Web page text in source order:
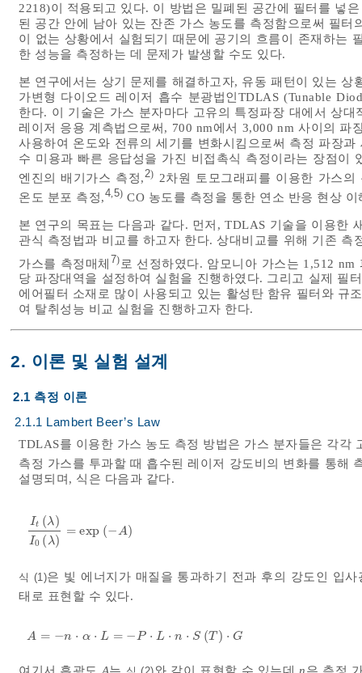
2218)이 적용되고 있다. 이 방법은 밀폐된 공간에 필터를 넣
된 공간 안에 남아 있는 잔존 가스 농도를 측정함으로써 필
이 없는 상황에서 실험되기 때문에 공기의 흐름이 존재하는
한 성능을 측정하는 데 문제가 발생할 수도 있다.
본 연구에서는 상기 문제를 해결하고자, 유동 패턴이 있는
가변형 다이오드 레이저 흡수 분광법인TDLAS (Tunable
한다. 이 기술은 가스 분자마다 고유의 특정파장 대에서 상
레이저 응용 계측법으로써, 700 nm에서 3,000 nm 사이의 파
사용하여 온도와 전류의 세기를 변화시킴으로써 측정 파장
수 미용과 빠른 응답성을 가진 비접촉식 측정이라는 장점이
엔진의 배기가스 측정, 2) 2차원 토모그래피를 이용한 가스의
온도 분포 측정,4 5) CO 농도를 측정을 통한 연소 반응 현상 이
본 연구의 목표는 다음과 같다. 먼저, TDLAS 기술을 이용한
관식 측정법과 비교를 하고자 한다. 상대비교를 위해 기존
가스를 측정매체 7) 로 선정하였다. 암모니아 가스는 1,512
당 파장대역을 설정하여 실험을 진행하였다. 그리고 실제 필
에어필터 소재로 많이 사용되고 있는 활성탄 함유 필터와 규
여 탈취성능 비교 실험을 진행하고자 한다.
2. 이론 및 실험 설계
2.1 측정 이론
2.1.1 Lambert Beer’s Law
TDLAS를 이용한 가스 농도 측정 방법은 가스 분자들은 각각
측정 가스를 투과할 때 흡수된 레이저 강도비의 변화를 통해
설명되며, 식은 다음과 같다.
It (λ)
I0 ( λ)
= exp (− A )
It λI0λ=exp-A
식 (1)은 빛 에너지가 매질을 통과하기 전과 후의 강도인 입
태로 표현할 수 있다.
A = −n ⋅ α ⋅ L = −P ⋅ L ⋅ n ⋅ S (T ) ⋅ G
A= n⋅ α⋅L= -P ⋅ L⋅ n ⋅ST⋅G